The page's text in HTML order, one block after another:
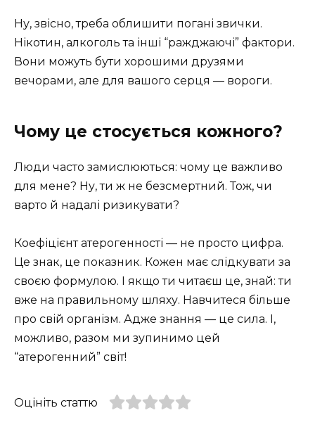
Ну, звісно, треба облишити погані звички.
Нікотин, алкоголь та інші “ражджаючі” фактори.
Вони можуть бути хорошими друзями
вечорами, але для вашого серця — вороги.
Чому це стосується кожного?
Люди часто замислюються: чому це важливо
для мене? Ну, ти ж не безсмертний. Тож, чи
варто й надалі ризикувати?
Коефіцієнт атерогенності — не просто цифра.
Це знак, це показник. Кожен має слідкувати за
своєю формулою. І якщо ти читаєш це, знай: ти
вже на правильному шляху. Навчитеся більше
про свій організм. Адже знання — це сила. І,
можливо, разом ми зупинимо цей
“атерогенний” світ!
Оцініть статтю